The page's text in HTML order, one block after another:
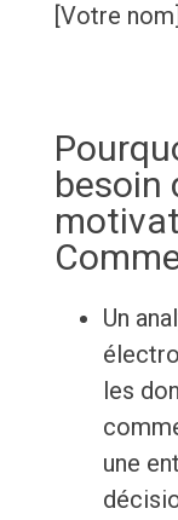
[Votre nom]
besoin
Un
les
une